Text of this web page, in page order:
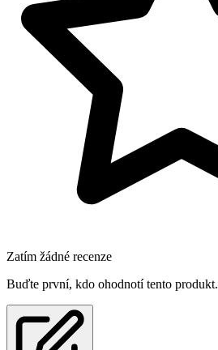
Zatím žádné recenze
Buďte první, kdo ohodnotí tento produkt.